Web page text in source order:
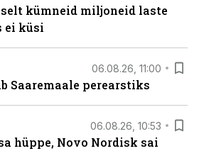
kümneid miljoneid laste
ei küsi
06.08.26, 11:00
Saaremaale perearstiks
06.08.26, 10:53
hüppe, Novo Nordisk sai